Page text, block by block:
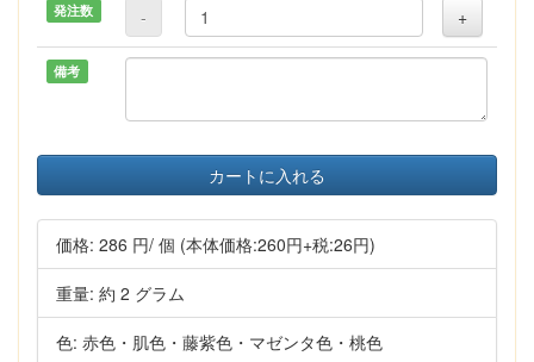
発注数 - +
備考
カートに入れる
価格: 286 円/ 個 (本体価格:260円+税:26円)
重量: 約 2 グラム
色: 赤色・肌色・藤紫色・マゼンタ色・桃色